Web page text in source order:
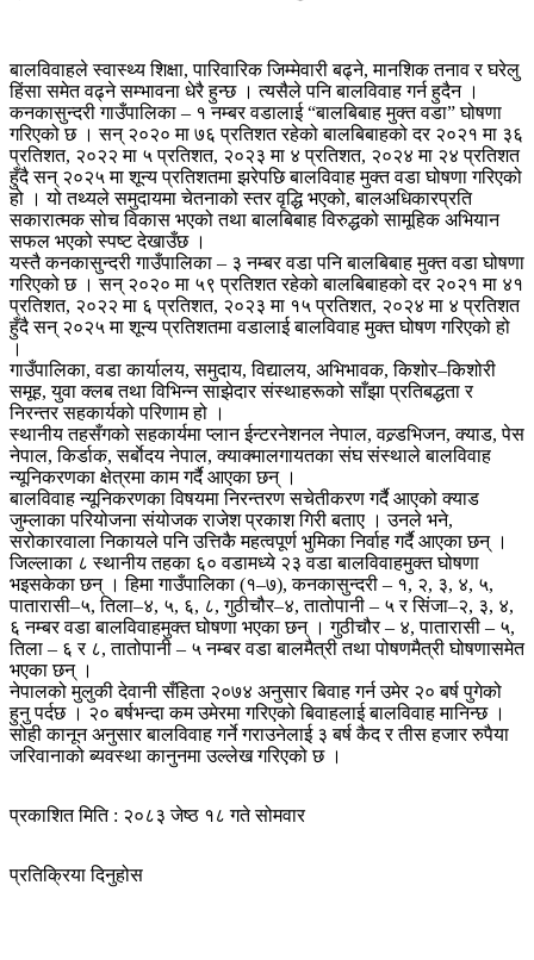
बालविवाहले स्वास्थ्य शिक्षा, पारिवारिक जिम्मेवारी बढ्ने, मानशिक तनाव र घरेलु
हिंसा समेत वढ्ने सम्भावना धेरै हुन्छ । त्यसैले पनि बालविवाह गर्न हुदैन ।
कनकासुन्दरी गाउँपालिका – १ नम्बर वडालाई “बालबिबाह मुक्त वडा” घोषणा
गरिएको छ । सन् २०२० मा ७६ प्रतिशत रहेको बालबिबाहको दर २०२१ मा ३६
प्रतिशत, २०२२ मा ५ प्रतिशत, २०२३ मा ४ प्रतिशत, २०२४ मा २४ प्रतिशत
हुँदै सन् २०२५ मा शून्य प्रतिशतमा झरेपछि बालविवाह मुक्त वडा घोषणा गरिएको
हो । यो तथ्यले समुदायमा चेतनाको स्तर वृद्धि भएको, बालअधिकारप्रति
सकारात्मक सोच विकास भएको तथा बालबिबाह विरुद्धको सामूहिक अभियान
सफल भएको स्पष्ट देखाउँछ ।
यस्तै कनकासुन्दरी गाउँपालिका – ३ नम्बर वडा पनि बालबिबाह मुक्त वडा घोषणा
गरिएको छ । सन् २०२० मा ५९ प्रतिशत रहेको बालबिबाहको दर २०२१ मा ४१
प्रतिशत, २०२२ मा ६ प्रतिशत, २०२३ मा १५ प्रतिशत, २०२४ मा ४ प्रतिशत
हुँदै सन् २०२५ मा शून्य प्रतिशतमा वडालाई बालविवाह मुक्त घोषण गरिएको हो
।
गाउँपालिका, वडा कार्यालय, समुदाय, विद्यालय, अभिभावक, किशोर–किशोरी
समूह, युवा क्लब तथा विभिन्न साझेदार संस्थाहरूको साँझा प्रतिबद्धता र
निरन्तर सहकार्यको परिणाम हो ।
स्थानीय तहसँगको सहकार्यमा प्लान ईन्टरनेशनल नेपाल, वल्र्डभिजन, क्याड, पेस
नेपाल, किर्डाक, सर्बाेदय नेपाल, क्याक्मालगायतका संघ संस्थाले बालविवाह
न्यूनिकरणका क्षेत्रमा काम गर्दै आएका छन् ।
बालविवाह न्यूनिकरणका विषयमा निरन्तरण सचेतीकरण गर्दै आएको क्याड
जुम्लाका परियोजना संयोजक राजेश प्रकाश गिरी बताए । उनले भने,
सरोकारवाला निकायले पनि उत्तिकै महत्वपूर्ण भुमिका निर्वाह गर्दै आएका छन् ।
जिल्लाका ८ स्थानीय तहका ६० वडामध्ये २३ वडा बालविवाहमुक्त घोषणा
भइसकेका छन् । हिमा गाउँपालिका (१–७), कनकासुन्दरी – १, २, ३, ४, ५,
पातारासी–५, तिला–४, ५, ६, ८, गुठीचौर–४, तातोपानी – ५ र सिंजा–२, ३, ४,
६ नम्बर वडा बालविवाहमुक्त घोषणा भएका छन् । गुठीचौर – ४, पातारासी – ५,
तिला – ६ र ८, तातोपानी – ५ नम्बर वडा बालमैत्री तथा पोषणमैत्री घोषणासमेत
भएका छन् ।
नेपालको मुलुकी देवानी सँहिता २०७४ अनुसार बिवाह गर्न उमेर २० बर्ष पुगेको
हुनु पर्दछ । २० बर्षभन्दा कम उमेरमा गरिएको बिवाहलाई बालविवाह मानिन्छ ।
सोही कानून अनुसार बालविवाह गर्ने गराउनेलाई ३ बर्ष कैद र तीस हजार रुपैया
जरिवानाको ब्यवस्था कानुनमा उल्लेख गरिएको छ ।
प्रकाशित मिति : २०८३ जेष्ठ १८ गते सोमवार
प्रतिक्रिया दिनुहोस